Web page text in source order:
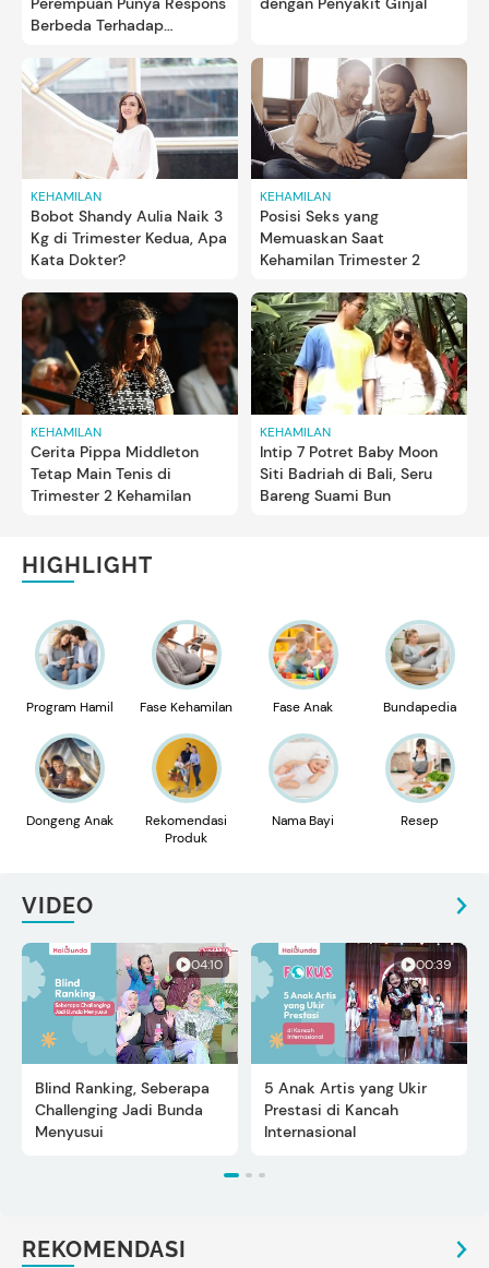
Berbeda Terhadap
Ternyata...
KEHAMILAN
Bobot Shandy Aulia Naik 3
Kg di Trimester Kedua, Apa
Kata Dokter?
KEHAMILAN
Posisi Seks yang
Memuaskan Saat
Kehamilan Trimester 2
KEHAMILAN
Cerita Pippa Middleton
Tetap Main Tenis di
Trimester 2 Kehamilan
KEHAMILAN
Intip 7 Potret Baby Moon
Siti Badriah di Bali, Seru
Bareng Suami Bun
HIGHLIGHT
Program Hamil Fase Kehamilan Fase Anak Bundapedia
Dongeng Anak
Rekomendasi
Produk
Nama Bayi Resep
VIDEO
04:10
Blind Ranking, Seberapa
Challenging Jadi Bunda
Menyusui
00:39
5 Anak Artis yang Ukir
Prestasi di Kancah
Internasional
REKOMENDASI